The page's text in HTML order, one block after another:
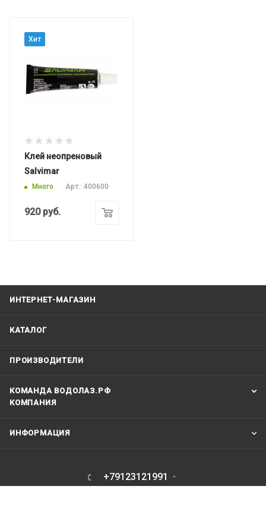
Хит
Клей неопреновый
Salvimar
Много Арт.: 400600
920руб.
ИНТЕРНЕТ-МАГАЗИН
КАТАЛОГ
ПРОИЗВОДИТЕЛИ
КОМАНДА ВОДОЛАЗ.РФ
КОМПАНИЯ
ИНФОРМАЦИЯ
+79123121991